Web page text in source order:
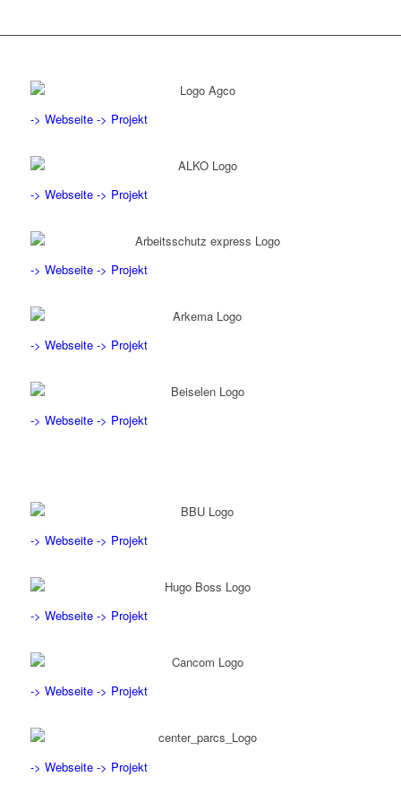
-> Webseite -> Projekt
-> Webseite -> Projekt
-> Webseite -> Projekt
-> Webseite -> Projekt
-> Webseite -> Projekt
-> Webseite -> Projekt
-> Webseite -> Projekt
-> Webseite -> Projekt
-> Webseite -> Projekt